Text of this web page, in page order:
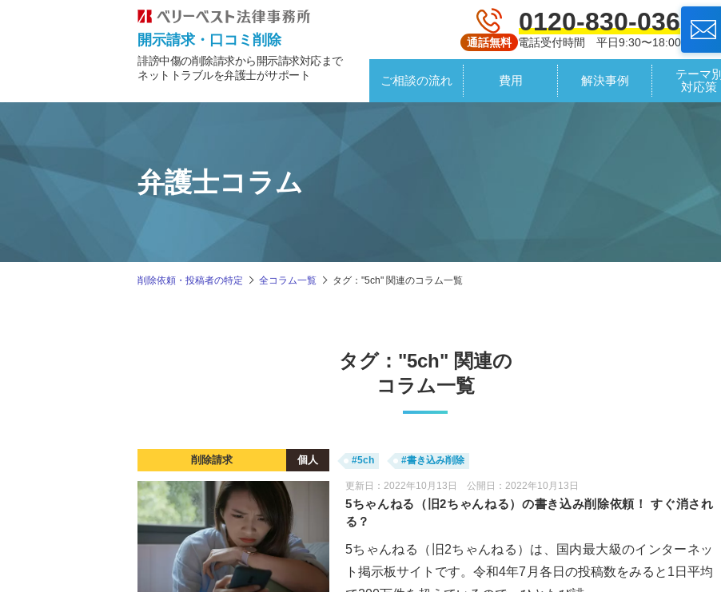
開示請求・口コミ削除
誹謗中傷の削除請求から開示請求対応まで
ネットトラブルを弁護士がサポート
通話無料
0120-830-036
電話受付時間 平日9:30〜18:00
ご相談の流れ 費用 解決事例
テーマ別
対応策
弁護士コラム
削除依頼・投稿者の特定 全コラム一覧 タグ："5ch" 関連のコラム一覧
タグ："5ch" 関連の
コラム一覧
削除請求 個人
更新日：2022年10月13日 公開日：2022年10月13日
5ちゃんねる（旧2ちゃんねる）の書き込み削除依頼！ すぐ消され
る？
5ちゃんねる（旧2ちゃんねる）は、国内最大級のインターネッ
ト掲示板サイトです。令和4年7月各日の投稿数をみると1日平均
#5ch #書き込み削除